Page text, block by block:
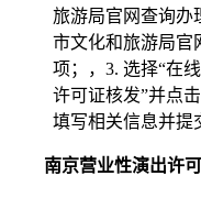
旅游局官网查询办
市文化和旅游局官
项；，3. 选择“在
许可证核发”并点
填写相关信息并提
南京营业性演出许